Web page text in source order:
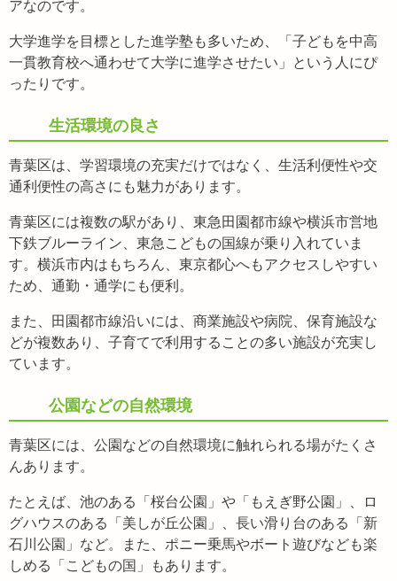
アなのです。
大学進学を目標とした進学塾も多いため、「子どもを中高
一貫教育校へ通わせて大学に進学させたい」という人にぴ
ったりです。
生活環境の良さ
青葉区は、学習環境の充実だけではなく、生活利便性や交
通利便性の高さにも魅力があります。
青葉区には複数の駅があり、東急田園都市線や横浜市営地
下鉄ブルーライン、東急こどもの国線が乗り入れていま
す。横浜市内はもちろん、東京都心へもアクセスしやすい
ため、通勤・通学にも便利。
また、田園都市線沿いには、商業施設や病院、保育施設な
どが複数あり、子育てで利用することの多い施設が充実し
ています。
公園などの自然環境
青葉区には、公園などの自然環境に触れられる場がたくさ
んあります。
たとえば、池のある「桜台公園」や「もえぎ野公園」、ロ
グハウスのある「美しが丘公園」、長い滑り台のある「新
石川公園」など。また、ポニー乗馬やボート遊びなども楽
しめる「こどもの国」もあります。